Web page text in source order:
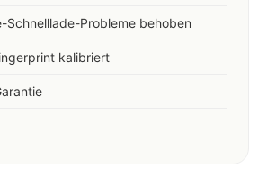
Schnelllade-Probleme behoben
kalibriert